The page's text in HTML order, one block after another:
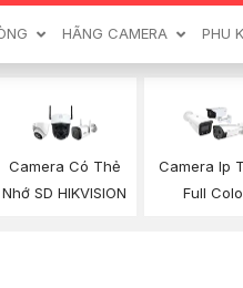
HÃNG CAMERA PHU
Camera Có Thẻ
Nhớ SD HIKVISION
Camera Ip
Full